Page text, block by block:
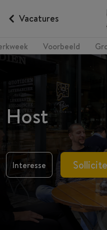
Vacatures
Voorbeeld
Host
Interesse